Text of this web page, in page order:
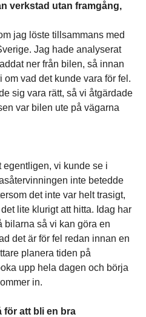
verkstad utan framgång,
jag löste tillsammans med
Jag hade analyserat
ner från bilen, så innan
vad det kunde vara för fel.
sig vara rätt, så vi åtgärdade
var bilen ute på vägarna
egentligen, vi kunde se i
inte betedde
det inte var helt trasigt,
lite klurigt att hitta. Idag har
bilarna så vi kan göra en
det är för fel redan innan en
planera tiden på
upp hela dagen och börja
in.
för att bli en bra